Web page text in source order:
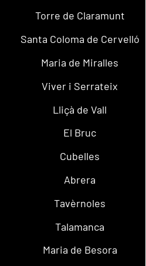
Torre de Claramunt
Santa Coloma de Cervelló
Maria de Miralles
Viver i Serrateix
Lliçà de Vall
El Bruc
Cubelles
Abrera
Tavèrnoles
Talamanca
Maria de Besora